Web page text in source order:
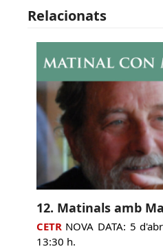
Relacionats
12. Matinals amb
CETR NOVA DATA: 5
13:30 h.